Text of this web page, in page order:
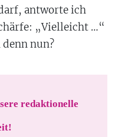
antworte ich
„Vielleicht …“
nun?
redaktionelle